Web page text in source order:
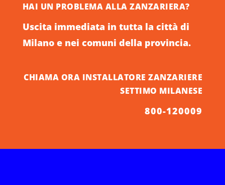
HAI UN PROBLEMA ALLA ZANZARIERA?
Uscita immediata in tutta la città di
Milano e nei comuni della provincia.
CHIAMA ORA INSTALLATORE ZANZARIERE
SETTIMO MILANESE
800-120009